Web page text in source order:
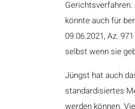
könnte auch für
09.06.2021, Az.
selbst wenn sie
Jüngst hat auch
standardisiertes
werden können.